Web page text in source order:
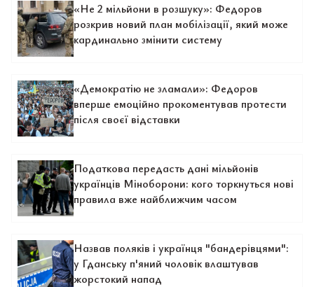
«Не 2 мільйони в розшуку»: Федоров
розкрив новий план мобілізації, який може
кардинально змінити систему
«Демократію не зламали»: Федоров
вперше емоційно прокоментував протести
після своєї відставки
Податкова передасть дані мільйонів
українців Міноборони: кого торкнуться нові
правила вже найближчим часом
Назвав поляків і українця "бандерівцями":
у Гданську п'яний чоловік влаштував
жорстокий напад